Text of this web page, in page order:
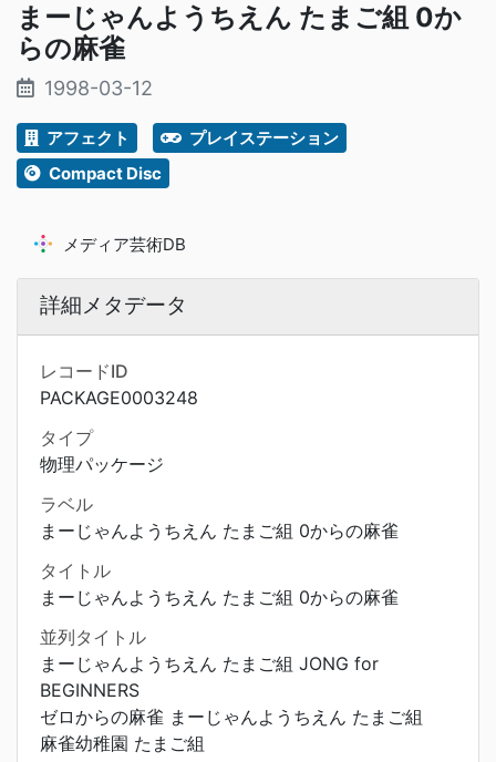
まーじゃんようちえん たまご組 0か
らの麻雀
1998-03-12
アフェクト
プレイステーション
Compact Disc
メディア芸術DB
詳細メタデータ
レコードID
PACKAGE0003248
タイプ
物理パッケージ
ラベル
まーじゃんようちえん たまご組 0からの麻雀
タイトル
まーじゃんようちえん たまご組 0からの麻雀
並列タイトル
まーじゃんようちえん たまご組 JONG for
BEGINNERS
ゼロからの麻雀 まーじゃんようちえん たまご組
麻雀幼稚園 たまご組